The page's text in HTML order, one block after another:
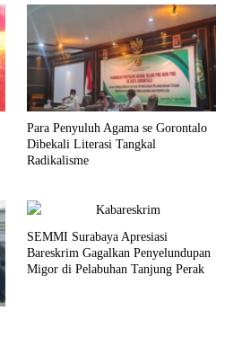
Para Penyuluh Agama se Gorontalo
Dibekali Literasi Tangkal
Radikalisme
SEMMI Surabaya Apresiasi
Bareskrim Gagalkan Penyelundupan
Migor di Pelabuhan Tanjung Perak